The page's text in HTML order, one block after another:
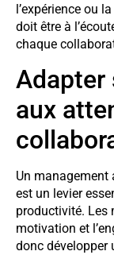
l’expérience ou
doit être à
chaque
Adapter
aux
Un management
est un levier
productivité. Les
motivation et
donc développer